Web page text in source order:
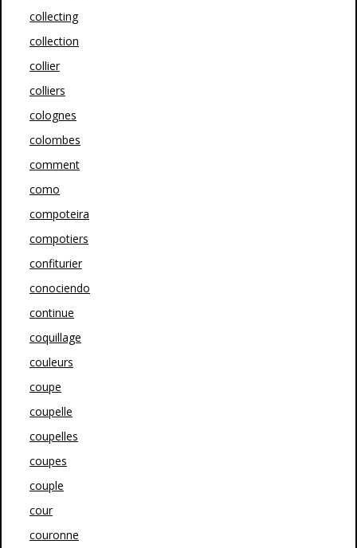
collecting
collection
collier
colliers
colognes
colombes
comment
como
compoteira
compotiers
confiturier
conociendo
continue
coquillage
couleurs
coupe
coupelle
coupelles
coupes
couple
cour
couronne